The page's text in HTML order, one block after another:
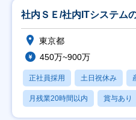
社内ＳＥ/社内ITシステム
東京都
450万~900万
正社員採用 土日祝休み
月残業20時間以内 賞与あり